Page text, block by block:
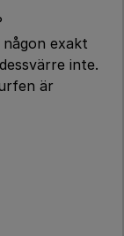
exakt
inte.
är